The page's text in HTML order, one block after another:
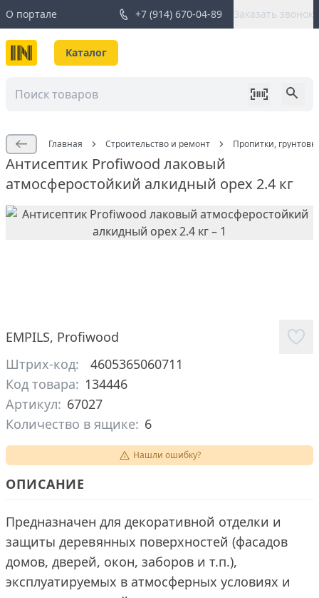
О портале +7 (914) 670-04-89 Заказать звонок
Каталог
Главная Строительство и ремонт Пропитки,
Антисептик Profiwood лаковый
атмосферостойкий алкидный орех 2.4 кг
EMPILS, Profiwood
Штрих-код:
4605365060711
Код товара: 134446
Артикул: 67027
Количество в ящике: 6
Нашли ошибку?
ОПИСАНИЕ
Предназначен для декоративной отделки и
защиты деревянных поверхностей (фасадов
домов, дверей, окон, заборов и т.п.),
эксплуатируемых в атмосферных условиях и